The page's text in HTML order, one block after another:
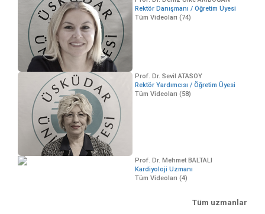
Rektör Danışmanı / Öğretim Üyesi
Tüm Videoları (74)
Prof. Dr. Sevil ATASOY
Rektör Yardımcısı / Öğretim Üyesi
Tüm Videoları (58)
Prof. Dr. Mehmet BALTALI
Kardiyoloji Uzmanı
Tüm Videoları (4)
Tüm uzmanlar